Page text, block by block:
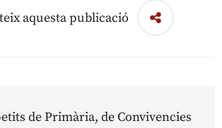
aquesta publicació
de Primària, de Convivencies